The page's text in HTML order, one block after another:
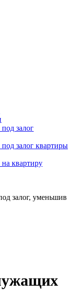
залог
залог квартиры
квартиру
залог, уменьшив